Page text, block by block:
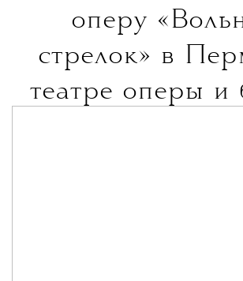
оперу
стрелок» в
театре оперы и